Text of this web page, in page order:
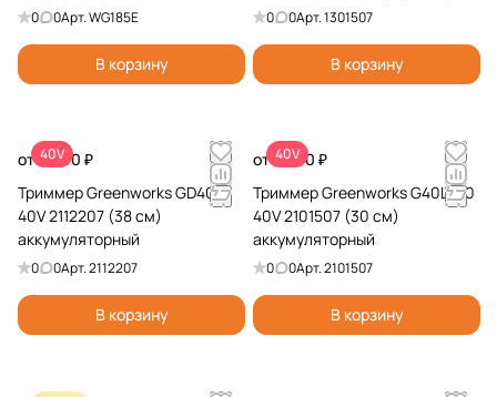
0 0Арт.WG185E
В корзину
0 0Арт.1301507
В корзину
40V
от 9 990 ₽
Триммер Greenworks GD40LT
40V 2112207 (38 см)
аккумуляторный
0 0Арт.2112207
В корзину
40V
от 8 990 ₽
Триммер Greenworks G40LT30
40V 2101507 (30 см)
аккумуляторный
0 0Арт.2101507
В корзину